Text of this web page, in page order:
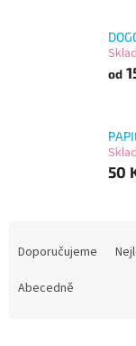
od
50
Doporučujeme
Abecedně